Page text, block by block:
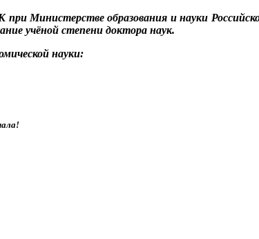
Министерстве образования и науки
учёной степени доктора наук.
науки: